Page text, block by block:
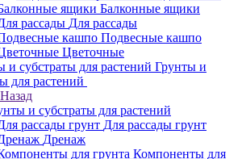
Балконные ящики
Для рассады
Подвесные кашпо
Цветочные
Грунты и
для растений
Назад
и субстраты для растений
Для рассады грунт
Дренаж
Компоненты для